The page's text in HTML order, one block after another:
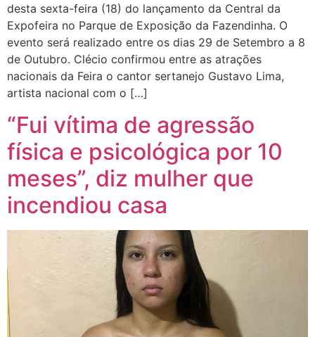
desta sexta-feira (18) do lançamento da Central da
Expofeira no Parque de Exposição da Fazendinha. O
evento será realizado entre os dias 29 de Setembro a 8
de Outubro. Clécio confirmou entre as atrações
nacionais da Feira o cantor sertanejo Gustavo Lima,
artista nacional com o […]
“Fui vítima de agressão
física e psicológica por 10
meses”, diz mulher que
incendiou casa